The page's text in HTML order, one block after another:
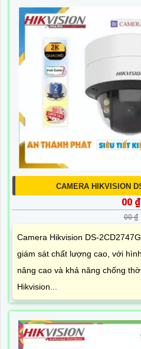
CAMERA HIKVISION
00 ₫
00 ₫
Camera Hikvision DS-
giám sát chất lượng cao, với
nâng cao và khả năng chống
Hikvision...